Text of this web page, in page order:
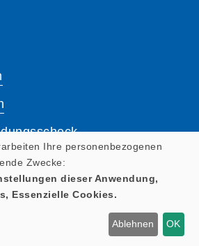
Ihre personenbezogenen
Zwecke:
dieser Anwendung,
Essenzielle Cookies.
Ablehnen OK